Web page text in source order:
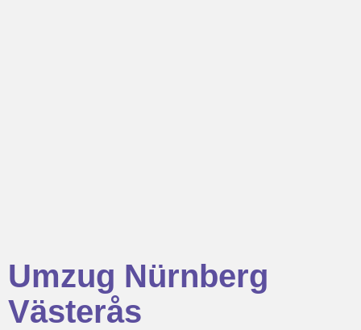
Umzug Nürnberg
Västerås